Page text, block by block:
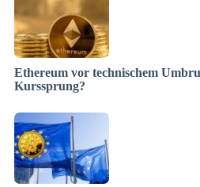
Ethereum vor technischem
Kurssprung?